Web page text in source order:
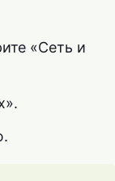
«Сеть и